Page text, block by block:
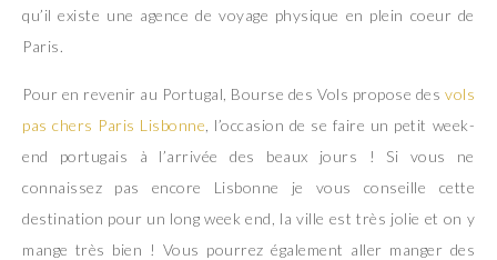
qu’il existe une agence de voyage physique en plein coeur de
Paris.
Pour en revenir au Portugal, Bourse des Vols propose des vols
pas chers Paris Lisbonne , l’occasion de se faire un petit week-
end portugais à l’arrivée des beaux jours ! Si vous ne
connaissez pas encore Lisbonne je vous conseille cette
destination pour un long week end, la ville est très jolie et on y
mange très bien ! Vous pourrez également aller manger des